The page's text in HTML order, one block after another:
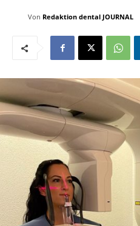
Von Redaktion dental JOURNAL